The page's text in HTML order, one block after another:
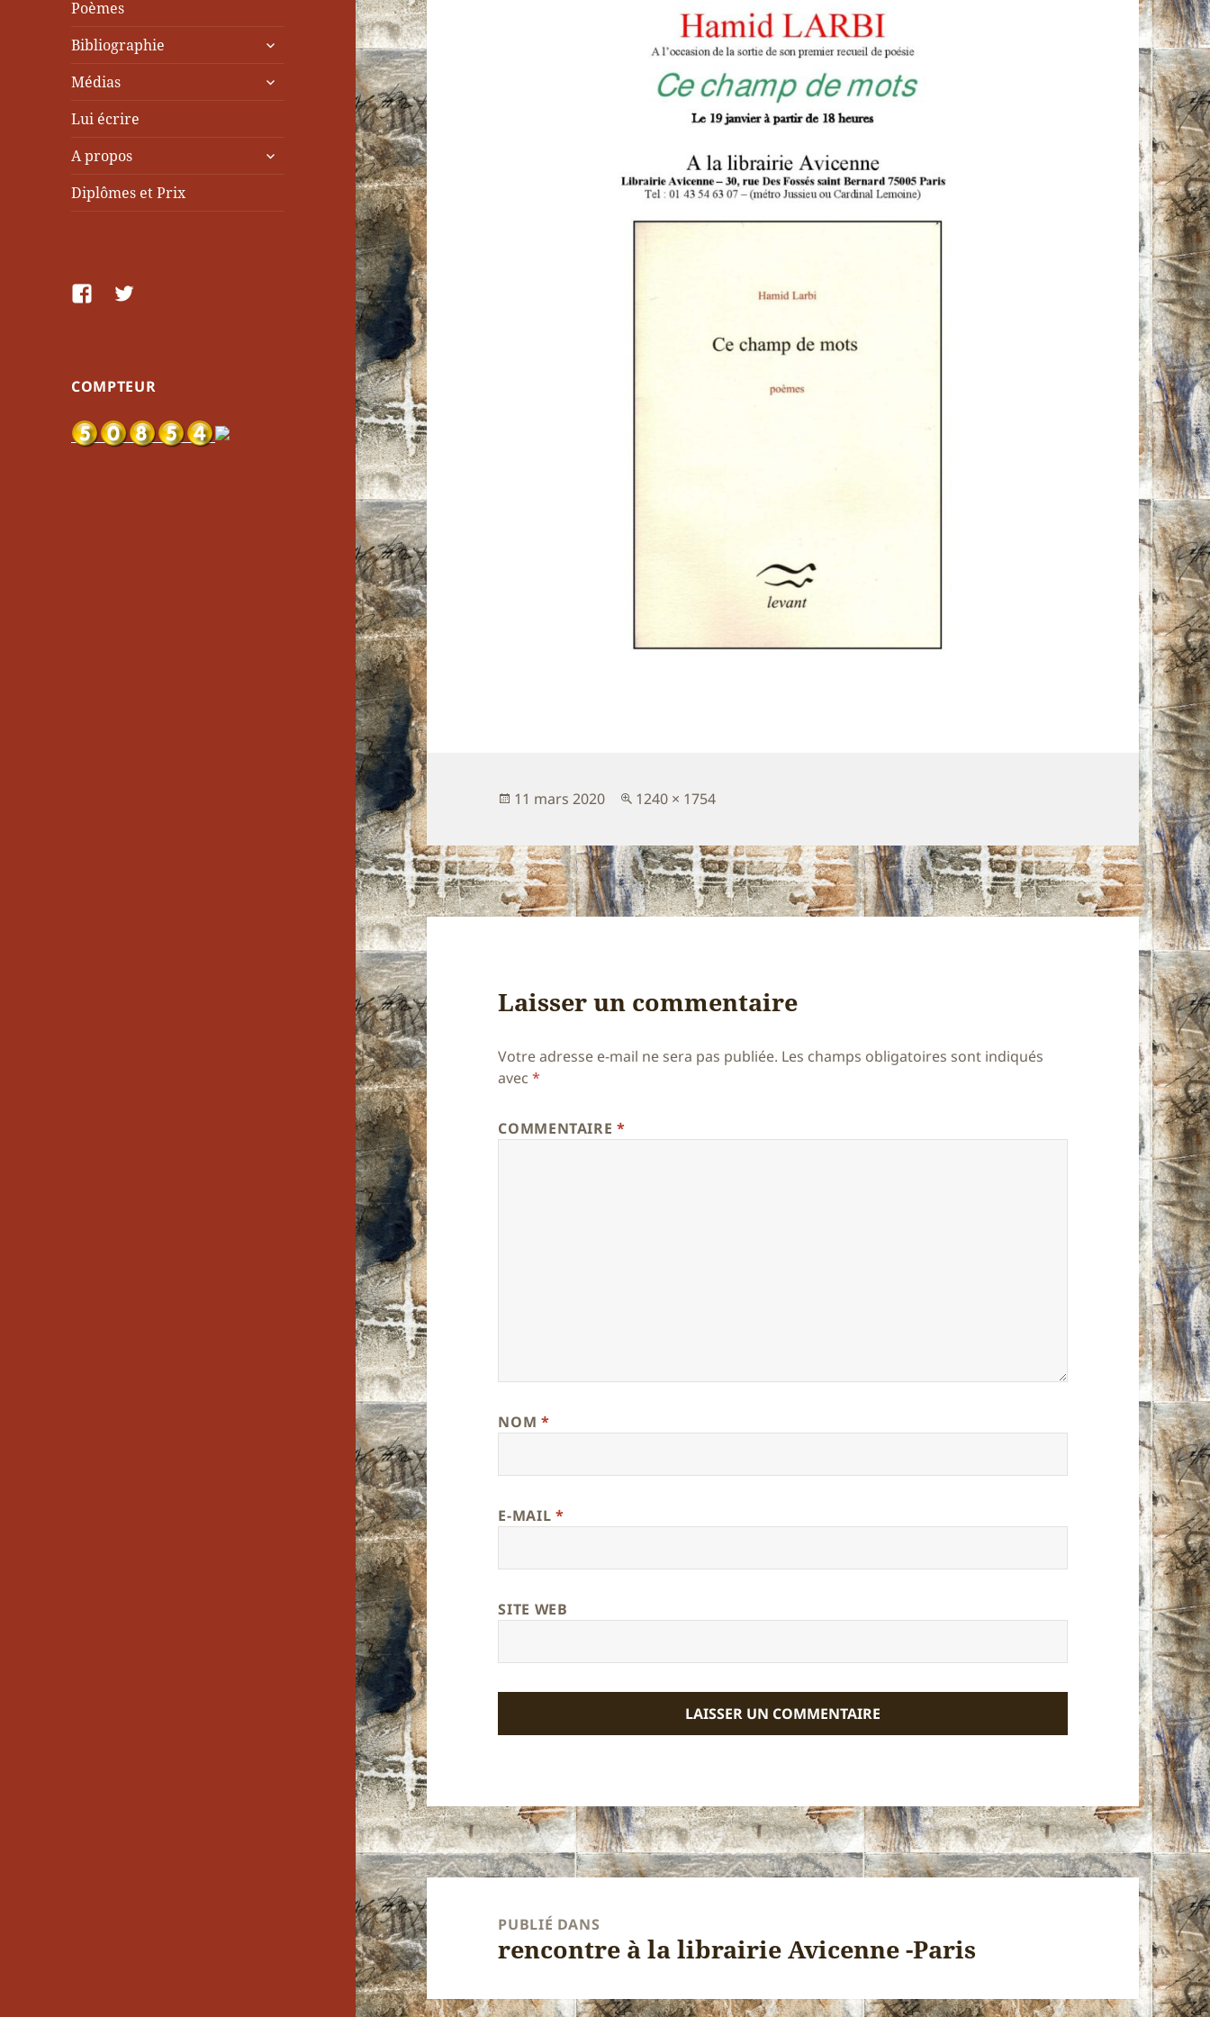
Poèmes
Bibliographie
ouvrir
sous-
Médias
ouvrir
Lui écrire
A propos
ouvrir
Diplômes et Prix
facebookTwitter
COMPTEUR
Publié
11 mars 2020
Taille
1240 × 1754
Laisser un commentaire
Votre adresse e-mail ne sera pas publiée. Les champs obligatoires sont indiqués
avec*
COMMENTAIRE*
NOM *
E-MAIL *
SITE WEB
Navigation
de
l’article
PUBLIÉ DANS
rencontre à la librairie Avicenne -Paris